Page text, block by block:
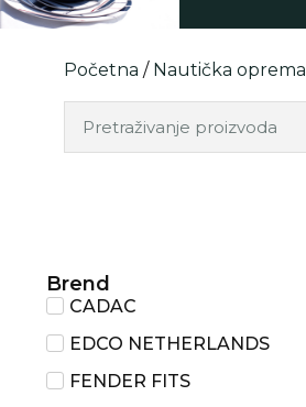
Početna / Nautička oprema
Brend
CADAC
EDCO NETHERLANDS
FENDER FITS